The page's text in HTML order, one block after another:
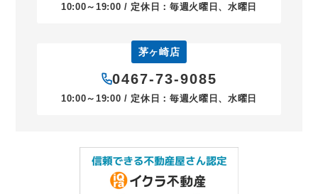
10:00～19:00 / 定休日：毎週火曜日、水曜日
茅ヶ崎店
0467-73-9085
10:00～19:00 / 定休日：毎週火曜日、水曜日